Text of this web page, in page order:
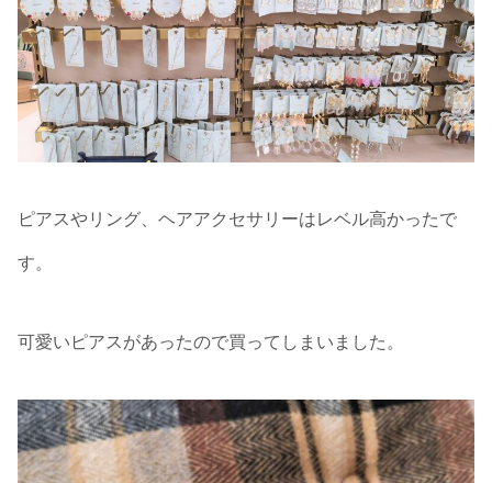
ピアスやリング、ヘアアクセサリーはレベル高かったで
す。
可愛いピアスがあったので買ってしまいました。